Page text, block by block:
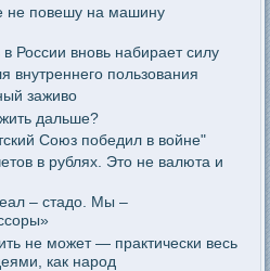
не повешу на машину
в России вновь набирает силу
пользования
заживо
дальше?
Союз победил в войне"
в рублях. Это не валюта и
– стадо. Мы –
не может — практически весь
как народ